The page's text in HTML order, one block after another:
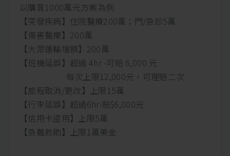
以購買1000萬元方案為例
【突發疾病】住院醫療200萬；門/急診5萬
【傷害醫療】200萬
【大眾運輸增額】200萬
【班機延誤】超過 4hr -可賠 6,000 元
每次上限12,000元，可理賠二次
【旅程取消/更改】上限15萬
【行李延誤】超過6hr-賠$6,000元
【信用卡盜用】上限5萬
【急難救助】上限1萬美金